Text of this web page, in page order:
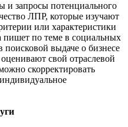
и запросы потенциального
ЛПР, которые изучают
или характеристики
по теме в социальных
выдаче о бизнесе
свой отраслевой
скорректировать